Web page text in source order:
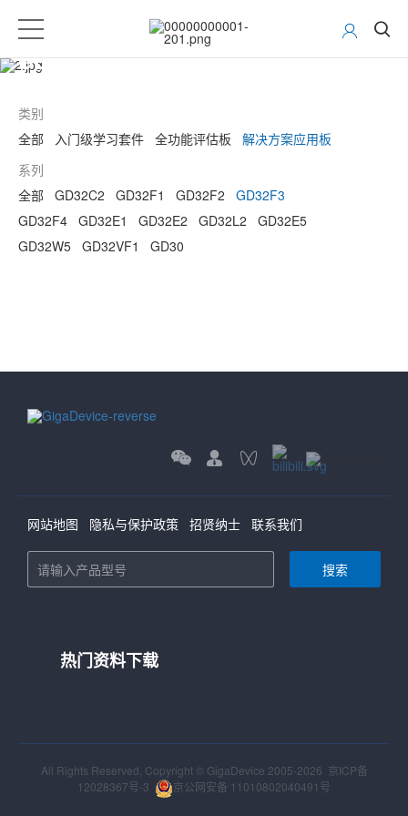
GD32 MCU开发工具
类别
全部
入门级学习套件 全功能评估板
解决方案应用板
系列
全部
GD32C2 GD32F1 GD32F2
GD32F3
GD32F4 GD32E1 GD32E2 GD32L2
GD32E5
GD32W5 GD32VF1 GD30
网站地图 隐私与保护政策 招贤纳士 联系我们
搜索
热门资料下载
All Rights Reserved, Copyright © GigaDevice 2005-2026 京ICP备
12028367号-3
京公网安备 11010802040491号